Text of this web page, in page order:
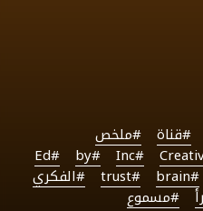
#قناة
#ملخص
#Inc
#by
#Ed
#brain
#trust
#الفكري
#مسموع